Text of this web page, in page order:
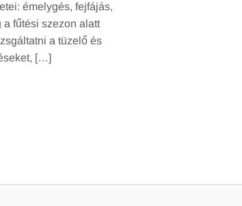
émelygés, fejfájás,
a fűtési szezon alatt
a tüzelő és
[…]